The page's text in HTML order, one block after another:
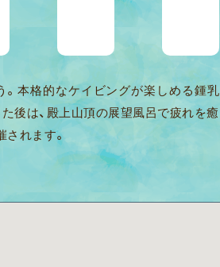
本格的なケイビングが楽しめる鍾乳
後は、殿上山頂の展望風呂で疲れを癒
れます。